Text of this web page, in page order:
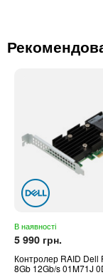
В наявності
5 990 грн.
Контролер RAID Dell
8Gb 12Gb/s 01M71J